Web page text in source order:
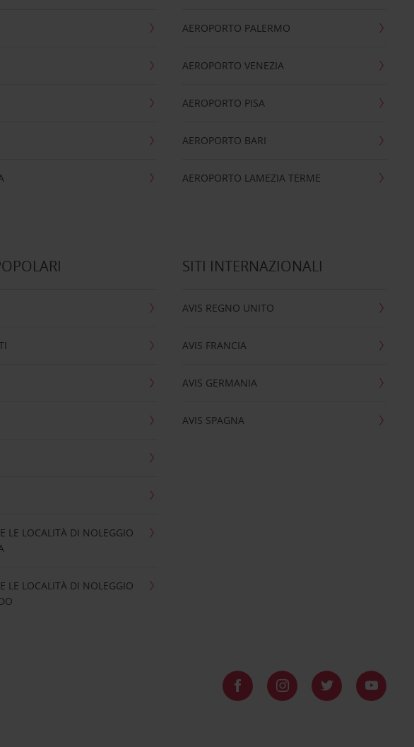
AEROPORTO PALERMO
AEROPORTO VENEZIA
AEROPORTO PISA
AEROPORTO BARI
AEROPORTO LAMEZIA TERME
LE LOCALITÀ DI NOLEGGIO
LE LOCALITÀ DI NOLEGGIO
SITI INTERNAZIONALI
AVIS REGNO UNITO
AVIS FRANCIA
AVIS GERMANIA
AVIS SPAGNA